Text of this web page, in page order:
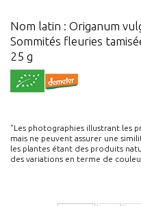
Nom latin : Origanum
Sommités fleuries
25 g
"Les photographies illustrant les
mais ne peuvent assurer une
les plantes étant des produits
des variations en terme de